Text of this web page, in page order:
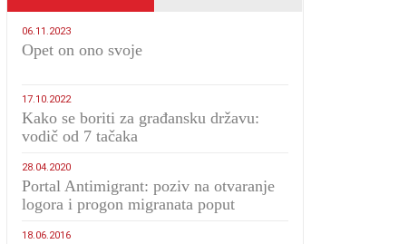
06.11.2023
​Opet on ono svoje
17.10.2022
Kako se boriti za građansku državu:
vodič od 7 tačaka
28.04.2020
Portal Antimigrant: poziv na otvaranje
logora i progon migranata poput
18.06.2016